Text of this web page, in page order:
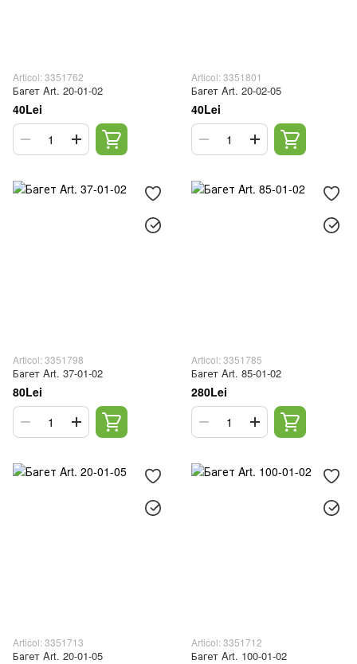
Articol: 3351762
Багет Art. 20-01-02
40Lei
Articol: 3351801
Багет Art. 20-02-05
40Lei
Articol: 3351798
Багет Art. 37-01-02
80Lei
Articol: 3351785
Багет Art. 85-01-02
280Lei
Articol: 3351713
Багет Art. 20-01-05
Articol: 3351712
Багет Art. 100-01-02